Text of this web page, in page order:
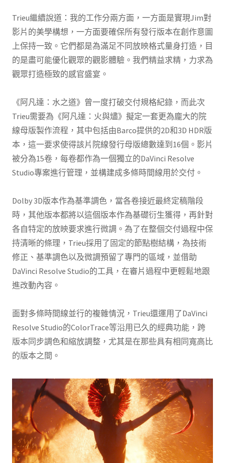
Trieu繼續說道：我的工作分兩方面，一方面是實現Jim對
影片的美學構想，一方面要確保所有發行版本在創作意圖
上保持一致。它們都是為滿足不同放映格式量身打造，目
的是盡可能優化觀眾的觀影體驗。我們精益求精，力求為
觀眾打造極致的感官盛宴。
《阿凡達：水之道》曾一度打破交付規格紀錄，而此次
Trieu需要為《阿凡達：火與燼》擬定一套更為龐大的院
線母版製作流程，其中包括由Barco提供的2D和3D HDR版
本，這一要求使得該片院線發行母版總數達到16個。影片
被分為15卷，每卷都作為一個獨立的DaVinci Resolve
Studio專案進行管理，並構建成多條時間線用於交付。
Dolby 3D版本作為基準調色，當各卷接近最終定稿階段
時，其他版本都將以這個版本作為基礎衍生獲得，再針對
各自特定的放映要求進行微調。為了在整個交付過程中保
持清晰的條理，Trieu採用了固定的節點樹結構，為技術
修正、基準調色以及微調預留了專門的區域，並借助
DaVinci Resolve Studio的工具，在審片過程中更輕鬆地跟
進改動內容。
面對多條時間線並行的複雜情況，Trieu還運用了DaVinci
Resolve Studio的ColorTrace等沿用已久的經典功能，跨
版本同步調色和縮放調整，尤其是在那些具有相同寬高比
的版本之間。